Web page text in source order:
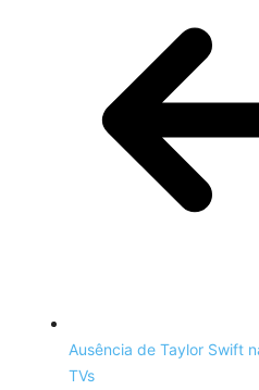
Ausência de Taylor Swift
TVs